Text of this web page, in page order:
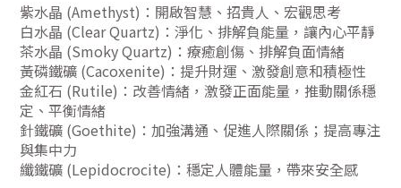
紫水晶 (Amethyst)：開啟智慧、招貴人、宏觀思考
白水晶 (Clear Quartz)：淨化、排解負能量，讓內心平靜
茶水晶 (Smoky Quartz)：療癒創傷、排解負面情緒
黃磷鐵礦 (Cacoxenite)：提升財運、激發創意和積極性
金紅石 (Rutile)：改善情緒，激發正面能量，推動關係穩
定、平衡情緒
針鐵礦 (Goethite)：加強溝通、促進人際關係；提高專注
與集中力
纖鐵礦 (Lepidocrocite)：穩定人體能量，帶來安全感